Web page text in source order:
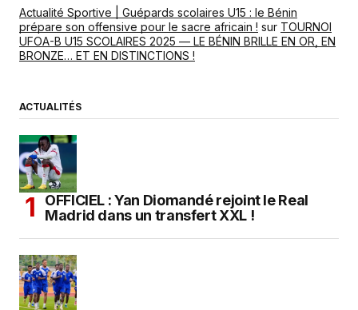
Actualité Sportive | Guépards scolaires U15 : le Bénin
prépare son offensive pour le sacre africain ! sur TOURNOI
UFOA-B U15 SCOLAIRES 2025 — LE BÉNIN BRILLE EN OR, EN
BRONZE… ET EN DISTINCTIONS !
ACTUALITÉS
OFFICIEL : Yan Diomandé rejoint le Real
Madrid dans un transfert XXL !